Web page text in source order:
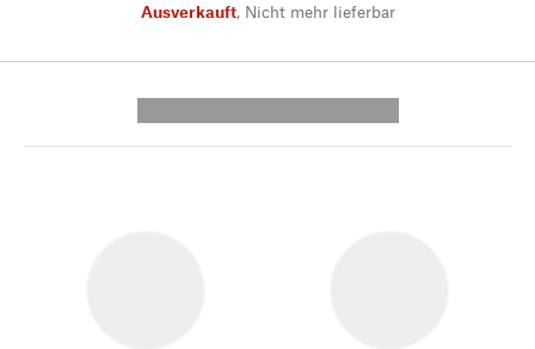
Ausverkauft, Nicht mehr lieferbar